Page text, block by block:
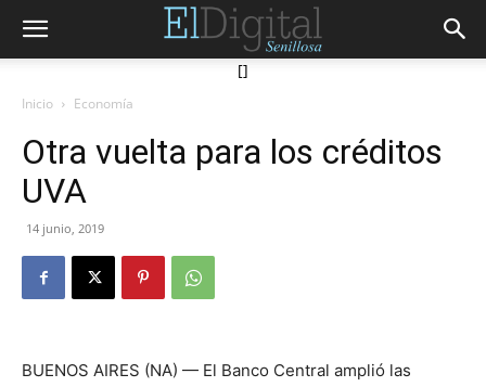
[]
Inicio Economía
Otra vuelta para los créditos
UVA
14 junio, 2019
BUENOS AIRES (NA) — El Banco Central amplió las